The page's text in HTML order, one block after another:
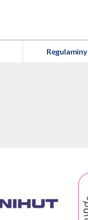
Regulaminy